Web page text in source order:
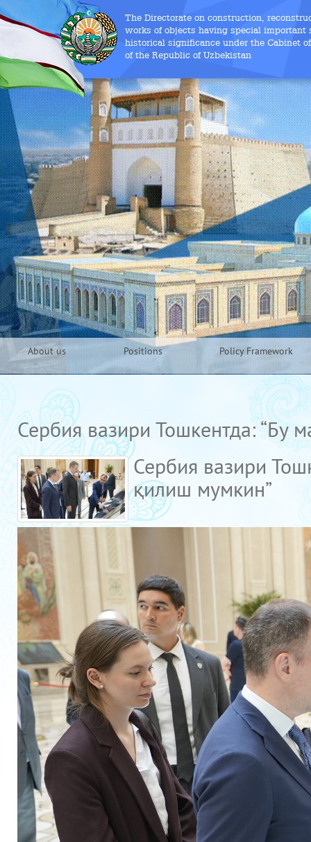
The Directorate on construction,
works of objects having special important
historical significance under the Cabinet
of the Republic of Uzbekistan
About us Positions Policy Framework
Сербия вазири Тошкентда: “Бу
Сербия вазири
қилиш мумкин”